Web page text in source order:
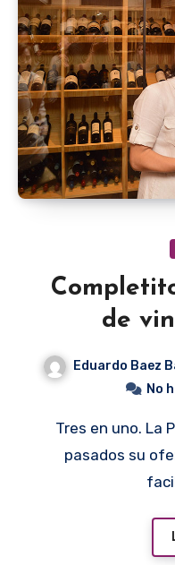
de
Eduardo Baez
No
Tres en uno. La Parisienne completó días
pasados su